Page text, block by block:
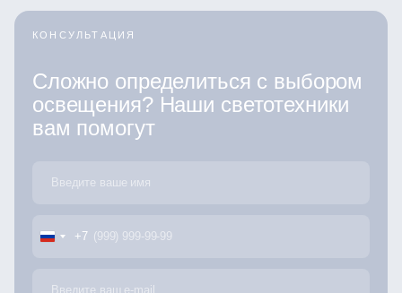
КОНСУЛЬТАЦИЯ
Сложно определиться с выбором
освещения? Наши светотехники
вам помогут
+7